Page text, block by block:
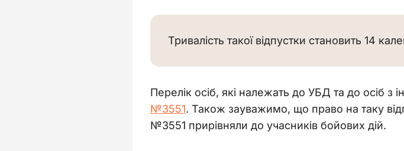
Тривалість такої відпустки становить 14
Перелік осіб, які належать до УБД та до осіб з
№3551. Також зауважимо, що право на таку
№3551 прирівняли до учасників бойових дій.